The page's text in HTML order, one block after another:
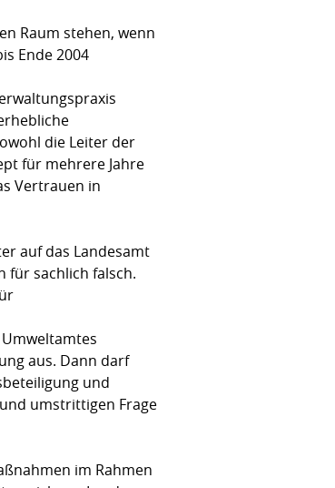
Raum stehen, wenn
Ende 2004
die Leiter der
für mehrere Jahre
Vertrauen in
auf das Landesamt
für sachlich falsch.
aus. Dann darf
und
umstrittigen Frage
im Rahmen